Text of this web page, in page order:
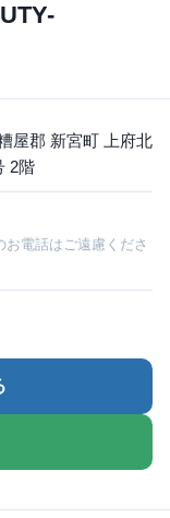
郡 新宮町 上府北
2階
電話はご遠慮くださ